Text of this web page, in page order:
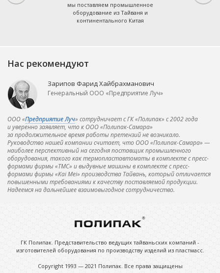
мы поставляем промышленное
оборудование из Тайваня и
континентального Китая
Нас рекомендуют
Зарипов Фарид Хайбрахманович
Генеральный ООО «Предприятие Луч»
ООО «Предприятие Луч» сотрудничает с ГК «Полипак» с 2002 года
и уверенно заявляет, что к ООО «Полипак-Самара»
за продолжительное время работы претензий не возникало.
Руководство нашей компании считает, что ООО «Полипак-Самара» —
наиболее перспективный на сегодня поставщик промышленного
оборудования, такого как термопластавтоматы в комплекте с пресс-
формами фирмы «ТМС» и выдувные машины в комплекте с пресс-
формами фирмы «Kai Mei» производства Тайвань, который отличается
повышенными требованиями к качеству поставляемой продукции.
Надеемся на дальнейшее взаимовыгодное сотрудничество.
ГК Полипак. Представительство ведущих тайваньских компаний -
изготовителей оборудования по производству изделий из пластмасс.
Copyright 1993 — 2021 Полипак. Все права защищены